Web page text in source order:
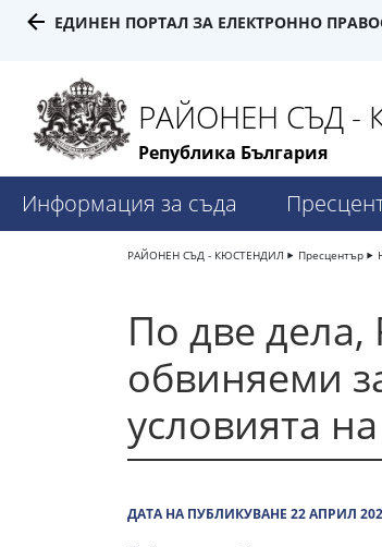
ЕДИНЕН ПОРТАЛ ЗА ЕЛЕКТРОННО
РАЙОНЕН СЪД -
Република България
Информация за съда
РАЙОНЕН СЪД - КЮСТЕНДИЛ Пресцентър
По две
обвиняеми
условията
ДАТА НА ПУБЛИКУВАНЕ 22 АПРИЛ